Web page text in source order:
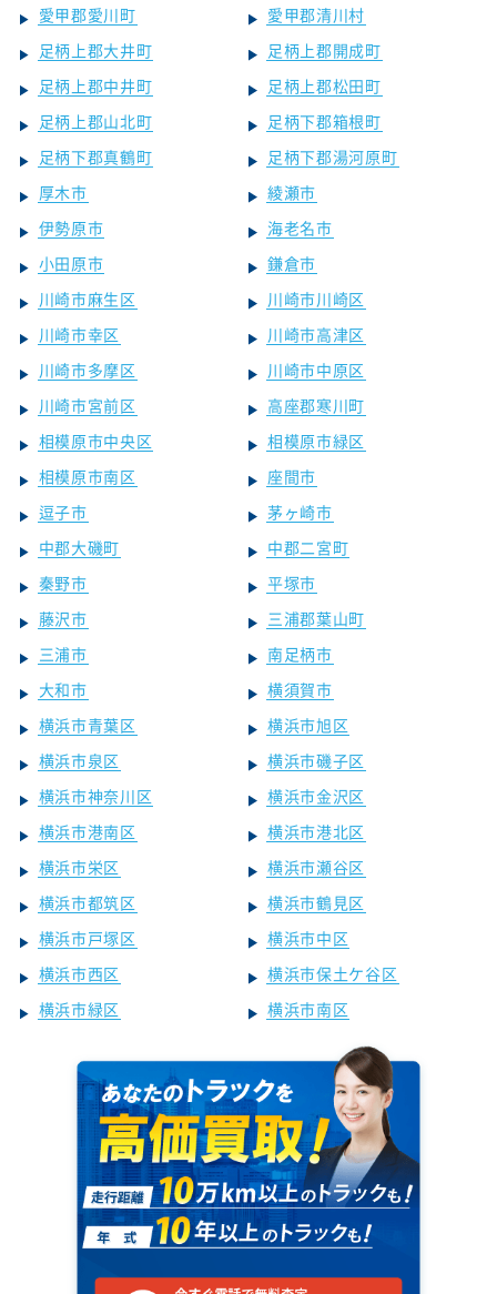
愛甲郡愛川町
愛甲郡清川村
足柄上郡大井町
足柄上郡開成町
足柄上郡中井町
足柄上郡松田町
足柄上郡山北町
足柄下郡箱根町
足柄下郡真鶴町
足柄下郡湯河原町
厚木市
綾瀬市
伊勢原市
海老名市
小田原市
鎌倉市
川崎市麻生区
川崎市川崎区
川崎市幸区
川崎市高津区
川崎市多摩区
川崎市中原区
川崎市宮前区
高座郡寒川町
相模原市中央区
相模原市緑区
相模原市南区
座間市
逗子市
茅ヶ崎市
中郡大磯町
中郡二宮町
秦野市
平塚市
藤沢市
三浦郡葉山町
三浦市
南足柄市
大和市
横須賀市
横浜市青葉区
横浜市旭区
横浜市泉区
横浜市磯子区
横浜市神奈川区
横浜市金沢区
横浜市港南区
横浜市港北区
横浜市栄区
横浜市瀬谷区
横浜市都筑区
横浜市鶴見区
横浜市戸塚区
横浜市中区
横浜市西区
横浜市保土ケ谷区
横浜市緑区
横浜市南区